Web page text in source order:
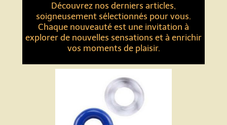
Découvrez nos derniers articles,
soigneusement sélectionnés pour vous.
Chaque nouveauté est une invitation à
explorer de nouvelles sensations et à enrichir
vos moments de plaisir.